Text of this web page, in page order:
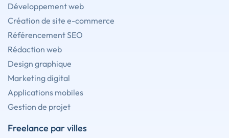
Développement web
Création de site e-commerce
Référencement SEO
Rédaction web
Design graphique
Marketing digital
Applications mobiles
Gestion de projet
Freelance par villes